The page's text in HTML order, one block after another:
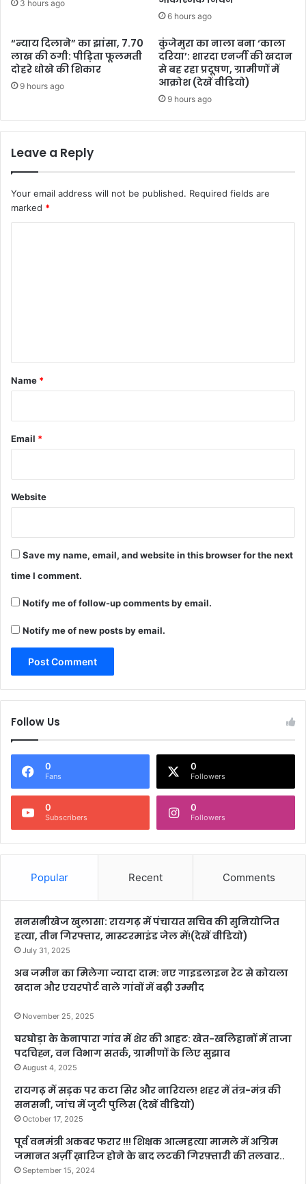
3 hours ago
6 hours ago
“न्याय दिलाने” का झांसा, 7.70
लाख की ठगी: पीड़िता फूलमती
दोहरे धोखे की शिकार
9 hours ago
कुंजेमुरा का नाला बना ‘काला
दरिया’: शारदा एनर्जी की खदान
से बह रहा प्रदूषण, ग्रामीणों में
आक्रोश (देखें वीडियो)
9 hours ago
Leave a Reply
Your email address will not be published. Required fields are
marked *
*
Name *
Email *
Website
Save my name, email, and website in this browser for the next
time I comment.
Notify me of follow-up comments by email.
Notify me of new posts by email.
Follow Us
0
Fans
0
Followers
0
Subscribers
0
Followers
Popular Recent Comments
सनसनीखेज खुलासा: रायगढ़ में पंचायत सचिव की सुनियोजित
हत्या, तीन गिरफ्तार, मास्टरमाइंड जेल में!(देखें वीडियो)
July 31, 2025
अब जमीन का मिलेगा ज्यादा दाम: नए गाइडलाइन रेट से कोयला
खदान और एयरपोर्ट वाले गांवों में बढ़ी उम्मीद
November 25, 2025
घरघोड़ा के केनापारा गांव में शेर की आहट: खेत-खलिहानों में ताजा
पदचिह्न, वन विभाग सतर्क, ग्रामीणों के लिए सुझाव
August 4, 2025
रायगढ़ में सड़क पर कटा सिर और नारियल! शहर में तंत्र-मंत्र की
सनसनी, जांच में जुटी पुलिस (देखें वीडियो)
October 17, 2025
पूर्व वनमंत्री अकबर फरार !!! शिक्षक आत्महत्या मामले में अग्रिम
जमानत अर्ज़ी ख़ारिज होने के बाद लटकी गिरफ़्तारी की तलवार..
September 15, 2024